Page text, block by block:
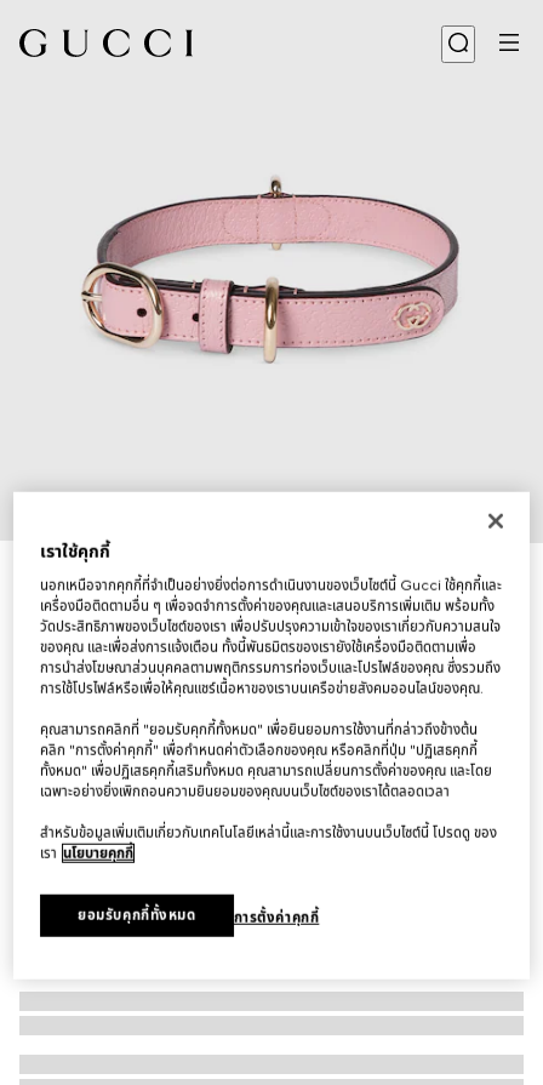
ปลอกคอ Small/medium collar
฿12,800
ตัวแปรผ้าสีชมพูแป้งฝุ่น
เราใช้คุกกี้
นอกเหนือจากคุกกี้ที่จำเป็นอย่างยิ่งต่อการดำเนินงานของเว็บไซต์นี้ Gucci ใช้คุกกี้และ
เครื่องมือติดตามอื่น ๆ เพื่อจดจำการตั้งค่าของคุณและเสนอบริการเพิ่มเติม พร้อมทั้ง
วัดประสิทธิภาพของเว็บไซต์ของเรา เพื่อปรับปรุงความเข้าใจของเราเกี่ยวกับความสนใจ
ของคุณ และเพื่อส่งการแจ้งเตือน ทั้งนี้พันธมิตรของเรายังใช้เครื่องมือติดตามเพื่อ
การนำส่งโฆษณาส่วนบุคคลตามพฤติกรรมการท่องเว็บและโปรไฟล์ของคุณ ซึ่งรวมถึง
การใช้โปรไฟล์หรือเพื่อให้คุณแชร์เนื้อหาของเราบนเครือข่ายสังคมออนไลน์ของคุณ.
คุณสามารถคลิกที่ "ยอมรับคุกกี้ทั้งหมด" เพื่อยินยอมการใช้งานที่กล่าวถึงข้างต้น
คลิก "การตั้งค่าคุกกี้" เพื่อกำหนดค่าตัวเลือกของคุณ หรือคลิกที่ปุ่ม "ปฏิเสธคุกกี้
ทั้งหมด" เพื่อปฏิเสธคุกกี้เสริมทั้งหมด คุณสามารถเปลี่ยนการตั้งค่าของคุณ และโดย
เฉพาะอย่างยิ่งเพิกถอนความยินยอมของคุณบนเว็บไซต์ของเราได้ตลอดเวลา
สำหรับข้อมูลเพิ่มเติมเกี่ยวกับเทคโนโลยีเหล่านี้และการใช้งานบนเว็บไซต์นี้ โปรดดู ของ
เรา นโยบายคุกกี้
การตั้งค่าคุกกี้
ยอมรับคุกกี้ทั้งหมด